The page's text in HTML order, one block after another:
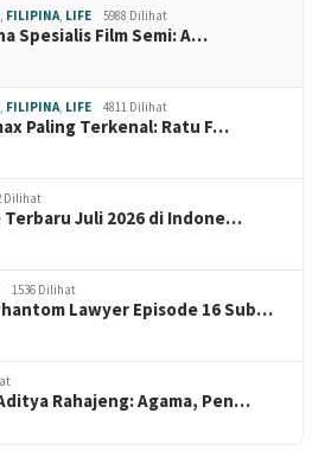
FILIPINA LIFE 5988 Dilihat
Spesialis Film Semi: A…
FILIPINA LIFE 4811 Dilihat
Paling Terkenal: Ratu F…
Dilihat
Terbaru Juli 2026 di Indone…
1536 Dilihat
Lawyer Episode 16 Sub…
Rahajeng: Agama, Pen…